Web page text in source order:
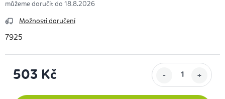
18.8.2026
Možnosti doručení
7925
503 Kč